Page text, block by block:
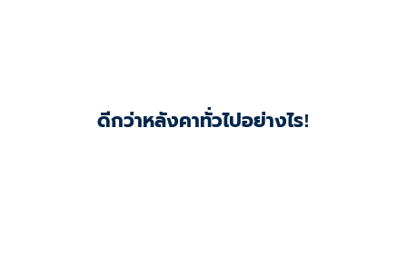
ดีกว่าหลังคาทั่วไปอย่างไร!